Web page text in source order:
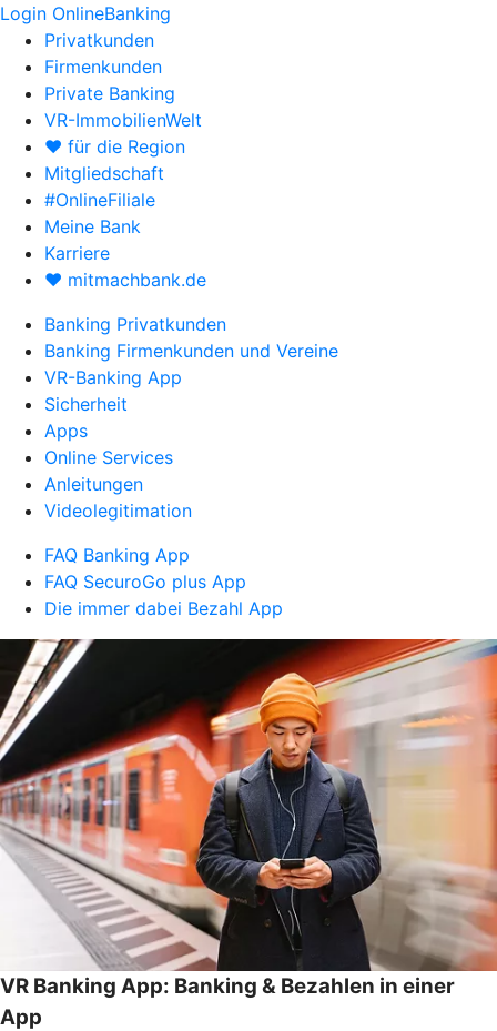
Login OnlineBanking
Privatkunden
Firmenkunden
Private Banking
VR-ImmobilienWelt
♥ für die Region
Mitgliedschaft
#OnlineFiliale
Meine Bank
Karriere
♥ mitmachbank.de
Banking Privatkunden
Banking Firmenkunden und Vereine
VR-Banking App
Sicherheit
Apps
Online Services
Anleitungen
Videolegitimation
FAQ Banking App
FAQ SecuroGo plus App
Die immer dabei Bezahl App
VR Banking App: Banking & Bezahlen in einer
App